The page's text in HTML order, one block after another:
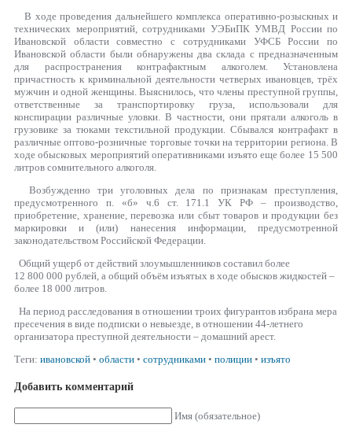
В ходе проведения дальнейшего комплекса оперативно-розыскных и
технических мероприятий, сотрудниками УЭБиПК УМВД России по
Ивановской области совместно с сотрудниками УФСБ России по
Ивановской области были обнаружены два склада с предназначенным
для распространения контрафактным алкоголем. Установлена
причастность к криминальной деятельности четверых ивановцев, трёх
мужчин и одной женщины. Выяснилось, что члены преступной группы,
ответственные за транспортировку груза, использовали для
конспирации различные уловки. В частности, они прятали алкоголь в
грузовике за тюками текстильной продукции. Сбывался контрафакт в
различные оптово-розничные торговые точки на территории региона. В
ходе обысковых мероприятий оперативниками изъято еще более 15 500
литров сомнительного алкоголя.
Возбужденно три уголовных дела по признакам преступления,
предусмотренного п. «б» ч.6 ст. 171.1 УК РФ – производство,
приобретение, хранение, перевозка или сбыт товаров и продукции без
маркировки и (или) нанесения информации, предусмотренной
законодательством Российской Федерации.
Общий ущерб от действий злоумышленников составил более
12 800 000 рублей, а общий объём изъятых в ходе обысков жидкостей –
более 18 000 литров.
На период расследования в отношении троих фигурантов избрана мера
пресечения в виде подписки о невыезде, в отношении 44-летнего
организатора преступной деятельности – домашний арест.
Теги: ивановской • области • сотрудниками • полиции • изъято
Добавить комментарий
Имя (обязательное)